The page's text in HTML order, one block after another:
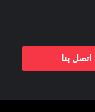
اتصل بنا